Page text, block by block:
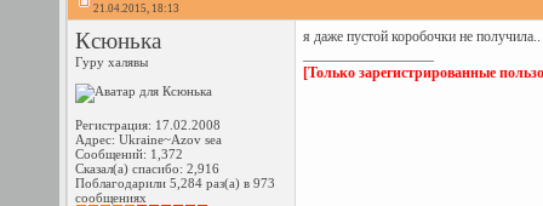
21.04.2015, 18:13
Ксюнька
Гуру халявы
Регистрация: 17.02.2008
Адрес: Ukraine~Azov sea
Сообщений: 1,372
Сказал(а) спасибо: 2,916
Поблагодарили 5,284 раз(а) в 973
сообщениях
я даже пустой коробочки не
[Только зарегистрированные